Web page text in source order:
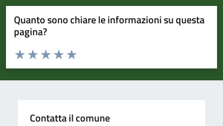
Quanto sono chiare le informazioni su questa
pagina?
Valuta da 1 a 5 stelle la pagina
Valuta 5 stelle su 5
Valuta 4 stelle su 5
Valuta 3 stelle su 5
Valuta 2 stelle su 5
Valuta 1 stelle su 5
Contatta il comune